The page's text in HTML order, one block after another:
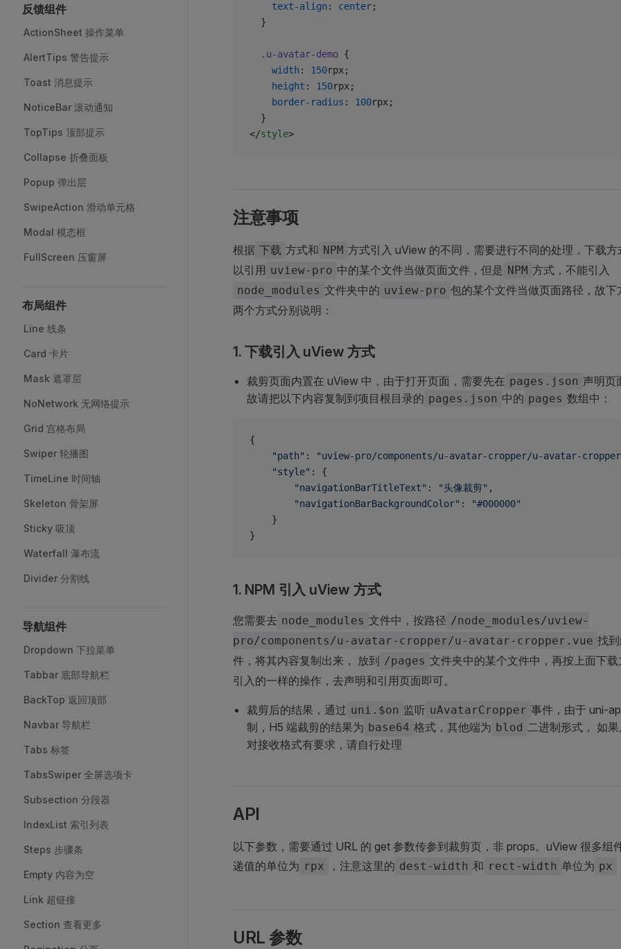
反馈组件
ActionSheet 操作菜单
AlertTips 警告提示
Toast 消息提示
NoticeBar 滚动通知
TopTips 顶部提示
Collapse 折叠面板
Popup 弹出层
SwipeAction 滑动单元格
Modal 模态框
FullScreen 压窗屏
布局组件
Line 线条
Card 卡片
Mask 遮罩层
NoNetwork 无网络提示
Grid 宫格布局
Swiper 轮播图
TimeLine 时间轴
Skeleton 骨架屏
Sticky 吸顶
Waterfall 瀑布流
Divider 分割线
导航组件
Dropdown 下拉菜单
Tabbar 底部导航栏
BackTop 返回顶部
Navbar 导航栏
Tabs 标签
TabsSwiper 全屏选项卡
Subsection 分段器
IndexList 索引列表
Steps 步骤条
Empty 内容为空
Link 超链接
Section 查看更多
    text-align
: center;
  }
  .u-avatar-demo
{
    width
: 150rpx;
    height
: 150rpx;
    border-radius
: 100rpx;
  }
</style>
注意事项
根据 下载 方式和 NPM 方式引入 uView 的不同，需要进行不同的处理，下载方
以引用 uview-pro 中的某个文件当做页面文件，但是 NPM 方式，不能引入
node_modules 文件夹中的 uview-pro 包的某个文件当做页面路径，故下
两个方式分别说明：
1. 下载引入 uView 方式
裁剪页面内置在 uView 中，由于打开页面，需要先在 pages.json 声明页
故请把以下内容复制到项目根目录的 pages.json 中的 pages 数组中：
{
	"path"
:
"uview-pro/components/u-avatar-cropper/u-avatar-
	"style"
: {
		"navigationBarTitleText"
: "头像裁剪" ,
		"navigationBarBackgroundColor"
:
"#000000"
	}
}
1. NPM 引入 uView 方式
您需要去 node_modules 文件中，按路径 /node_modules/uview-
pro/components/u-avatar-cropper/u-avatar-cropper.vue 找
件，将其内容复制出来， 放到 /pages 文件夹中的某个文件中，再按上面下载
引入的一样的操作，去声明和引用页面即可。
裁剪后的结果，通过 uni.$on 监听 uAvatarCropper 事件，由于 uni-
制，H5 端裁剪的结果为 base64 格式，其他端为 blod 二进制形式， 如
对接收格式有要求，请自行处理
API
以下参数，需要通过 URL 的 get 参数传参到裁剪页，非 props。uView 很多组
递值的单位为 rpx ，注意这里的 dest-width 和 rect-width 单位为 px
URL 参数